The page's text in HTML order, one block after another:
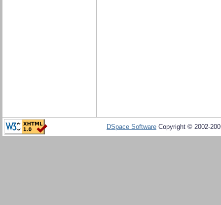
DSpace Software Copyright © 2002-